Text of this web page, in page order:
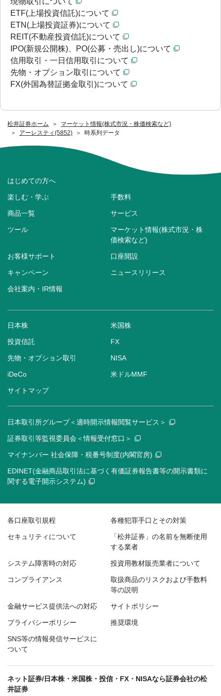
松井証券ホーム
マーケット情報(株式市況・株価検索など)
アーレスティ(5852)
時系列データ
ETF(上場投資信託)について
ETN(上場投資証券)について
REIT(不動産投資信託)について
IPO(新規公開株)、PO(公募・売出し)について
信用取引・一日信用取引について
先物・オプション取引について
FX(外国為替証拠金取引)について
はじめての方へ
楽しむ・学ぶ 手数料
商品一覧 サービス
ツール
マーケット情報(株式市況・株
価検索など)
お客様サポート 口座開設
キャンペーン ニュースリリース
会社案内・IR情報
日本株 米国株
投資信託 FX
先物・オプション取引 NISA
iDeCo 米ドルMMF
サイトマップ
日本取引所グループ＜適時開示情報閲覧サービス＞
証券取引等監視委員会＜情報受付窓口＞
マイナンバー 社会保障・税番号制度(内閣官房)
EDINET(金融商品取引法に基づく有価証券報告書等の開示書類に
関する電子開示システム)
各口座取引規程 各種犯罪手口とその対策
セキュリティについて
「松井証券」の名前を無断使用
する業者
システム障害時の対応 投資用教材販売業者について
コンプライアンス
取扱商品のリスクおよび手数料
等の説明
金融サービス提供法への対応 サイトポリシー
プライバシーポリシー 推奨環境
SNS等の情報発信サービスに
ついて
ネット証券/日本株・米国株・投信・FX・NISAなら証券会社の松
井証券